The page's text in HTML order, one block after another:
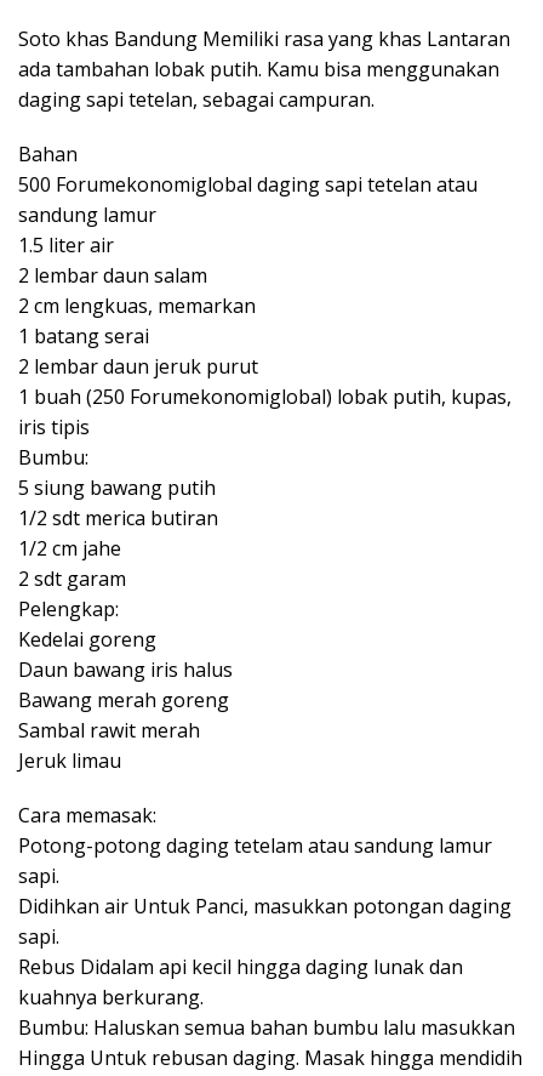
Soto khas Bandung Memiliki rasa yang khas Lantaran
ada tambahan lobak putih. Kamu bisa menggunakan
daging sapi tetelan, sebagai campuran.
Bahan
500 Forumekonomiglobal daging sapi tetelan atau
sandung lamur
1.5 liter air
2 lembar daun salam
2 cm lengkuas, memarkan
1 batang serai
2 lembar daun jeruk purut
1 buah (250 Forumekonomiglobal) lobak putih, kupas,
iris tipis
Bumbu:
5 siung bawang putih
1/2 sdt merica butiran
1/2 cm jahe
2 sdt garam
Pelengkap:
Kedelai goreng
Daun bawang iris halus
Bawang merah goreng
Sambal rawit merah
Jeruk limau
Cara memasak:
Potong-potong daging tetelam atau sandung lamur
sapi.
Didihkan air Untuk Panci, masukkan potongan daging
sapi.
Rebus Didalam api kecil hingga daging lunak dan
kuahnya berkurang.
Bumbu: Haluskan semua bahan bumbu lalu masukkan
Hingga Untuk rebusan daging. Masak hingga mendidih